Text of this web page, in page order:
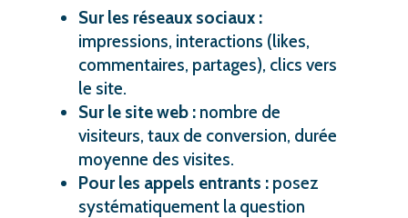
Sur les réseaux sociaux :
impressions, interactions (likes,
commentaires, partages), clics vers
le site.
Sur le site web :nombre de
visiteurs, taux de conversion, durée
moyenne des visites.
Pour les appels entrants :posez
systématiquement la question